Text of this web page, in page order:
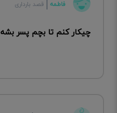
فاطمه قصد بارداری
چیکار کنم تا بچم پسر بشه